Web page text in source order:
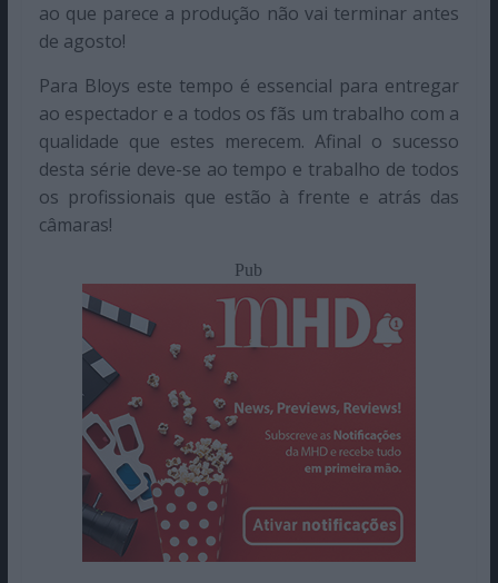
ao que parece a produção não vai terminar antes
de agosto!
Para Bloys este tempo é essencial para entregar
ao espectador e a todos os fãs um trabalho com a
qualidade que estes merecem. Afinal o sucesso
desta série deve-se ao tempo e trabalho de todos
os profissionais que estão à frente e atrás das
câmaras!
Pub